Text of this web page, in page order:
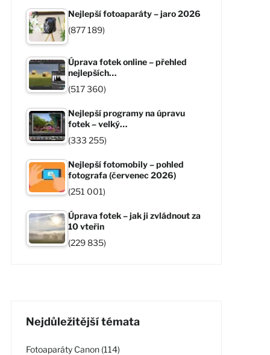
Nejlepší fotoaparáty – jaro 2026
(877 189)
Úprava fotek online – přehled
nejlepších…
(517 360)
Nejlepší programy na úpravu
fotek – velký…
(333 255)
Nejlepší fotomobily – pohled
fotografa (červenec 2026)
(251 001)
Úprava fotek – jak ji zvládnout za
10 vteřin
(229 835)
Nejdůležitější témata
Fotoaparáty Canon (114)